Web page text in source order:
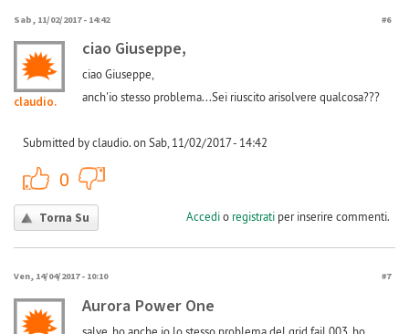
Sab, 11/02/2017 - 14:42 #6
claudio.
ciao Giuseppe,
ciao Giuseppe,
anch'io stesso problema...Sei riuscito arisolvere qualcosa???
Submitted by claudio. on Sab, 11/02/2017 - 14:42
0
Torna Su Accedio registratiper inserire commenti.
Ven, 14/04/2017 - 10:10 #7
Aurora Power One
salve, ho anche io lo stesso problema del grid fail 003, ho